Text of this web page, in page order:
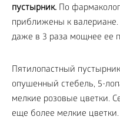
пустырник. По
приближены к
даже в 3 раза мощнее ее
Пятилопастный
опушенный стебель, 5-
мелкие розовые цветки.
еще более мелкие